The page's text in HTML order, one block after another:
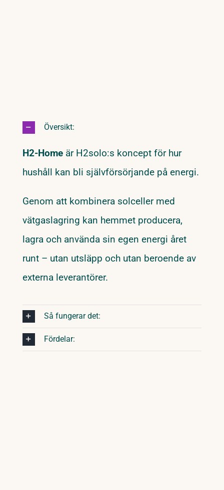
Översikt:
H2-Homeär H2solo:s koncept för hur
hushåll kan bli självförsörjande på energi.
Genom att kombinera solceller med
vätgaslagring kan hemmet producera,
lagra och använda sin egen energi året
runt – utan utsläpp och utan beroende av
externa leverantörer.
Så fungerar det:
Fördelar: